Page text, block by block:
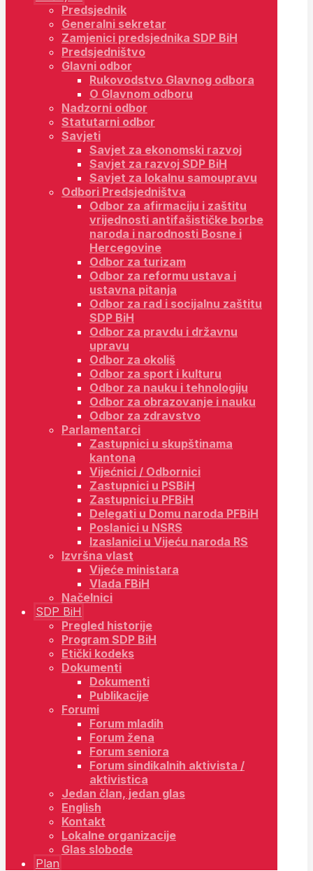
Predsjednik
Generalni sekretar
Zamjenici predsjednika SDP BiH
Predsjedništvo
Glavni odbor
Rukovodstvo Glavnog odbora
O Glavnom odboru
Nadzorni odbor
Statutarni odbor
Savjeti
Savjet za ekonomski razvoj
Savjet za razvoj SDP BiH
Savjet za lokalnu samoupravu
Odbori Predsjedništva
Odbor za afirmaciju i zaštitu
vrijednosti antifašističke borbe
naroda i narodnosti Bosne i
Hercegovine
Odbor za turizam
Odbor za reformu ustava i
ustavna pitanja
Odbor za rad i socijalnu zaštitu
SDP BiH
Odbor za pravdu i državnu
upravu
Odbor za okoliš
Odbor za sport i kulturu
Odbor za nauku i tehnologiju
Odbor za obrazovanje i nauku
Odbor za zdravstvo
Parlamentarci
Zastupnici u skupštinama
kantona
Vijećnici / Odbornici
Zastupnici u PSBiH
Zastupnici u PFBiH
Delegati u Domu naroda PFBiH
Poslanici u NSRS
Izaslanici u Vijeću naroda RS
Izvršna vlast
Vijeće ministara
Vlada FBiH
Načelnici
SDP BiH
Pregled historije
Program SDP BiH
Etički kodeks
Dokumenti
Dokumenti
Publikacije
Forumi
Forum mladih
Forum žena
Forum seniora
Forum sindikalnih aktivista /
aktivistica
Jedan član, jedan glas
English
Kontakt
Lokalne organizacije
Glas slobode
Plan